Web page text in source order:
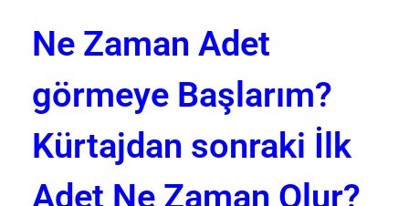
Ne Zaman Adet
görmeye Başlarım?
Kürtajdan sonraki İlk
Adet Ne Zaman Olur?